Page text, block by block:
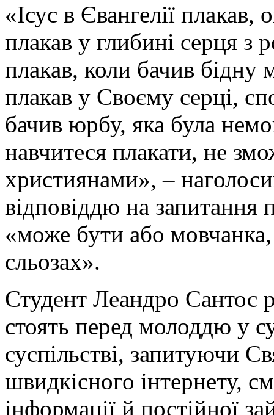
«Ісус в Євангелії
плакав у глибині серця з
плакав, коли бачив бідну
плакав у Своєму серці,
бачив юрбу, яка була
навчитеся плакати, не
християнами», –
відповіддю на запитання
«може бути або
сльозах».
Студент Леандро Сантос
стоять перед молоддю у
суспільстві, запитуючи
швидкісного інтернету,
інформації й постійної